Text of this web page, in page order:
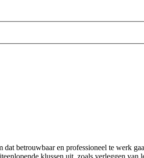
betrouwbaar en professioneel te werk
klussen uit, zoals verleggen van